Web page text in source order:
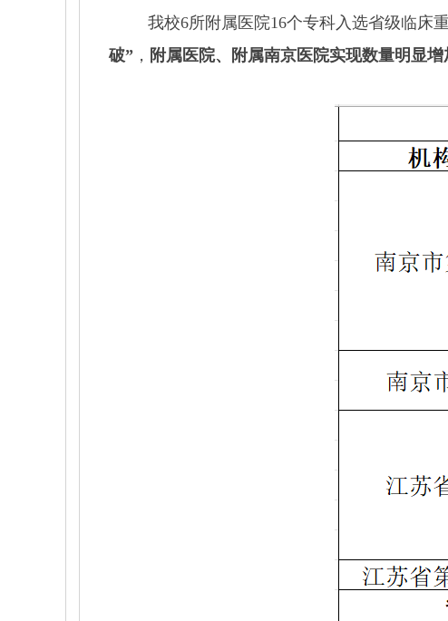
我校6所附属医院16个专科入选省级临床
破” ， 附属医院、附属南京医院实现数量明显增